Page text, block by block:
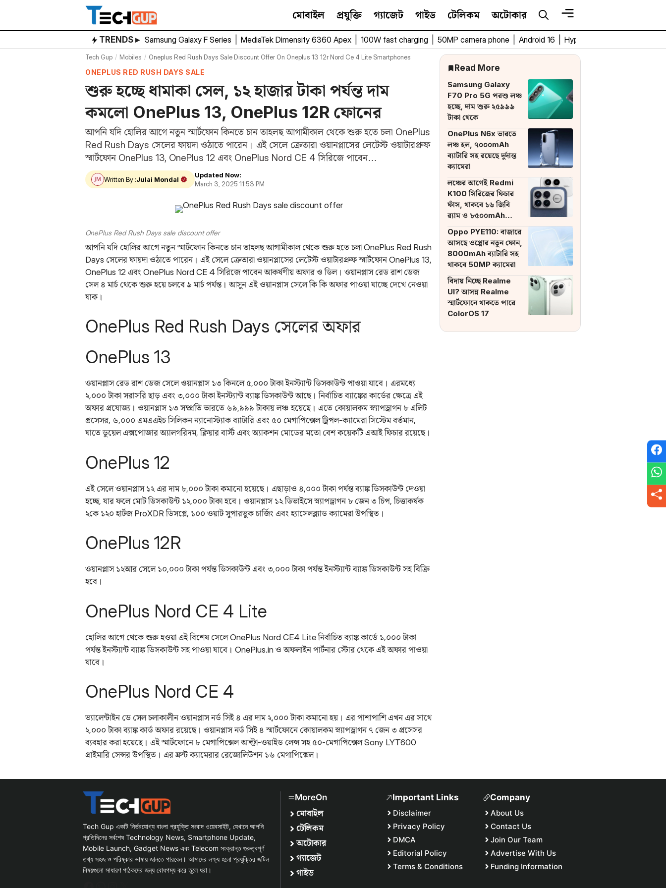
content
মোবাইল প্রযুক্তি গ্যাজেট গাইড টেলিকম অটোকার
TRENDS ▸ Samsung Galaxy F Series MediaTek Dimensity 6360 Apex 100W fast charging 50MP camera phone Android 16 HyperOS 3
Tech Gup Mobiles Oneplus Red Rush Days Sale Discount Offer On Oneplus 13 12r Nord Ce 4 Lite Smartphones
ONEPLUS RED RUSH DAYS SALE
শুরু হচ্ছে ধামাকা সেল, ১২ হাজার টাকা পর্যন্ত দাম
কমলো OnePlus 13, OnePlus 12R ফোনের
আপনি যদি হোলির আগে নতুন স্মার্টফোন কিনতে চান তাহলছ আগামীকাল থেকে শুরু হতে চলা OnePlus
Red Rush Days সেলের ফায়দা ওঠাতে পারেন। এই সেলে ক্রেতারা ওয়ানপ্লাসের লেটেস্ট ওয়াটারপ্রুফ
স্মার্টফোন OnePlus 13, OnePlus 12 এবং OnePlus Nord CE 4 সিরিজে পাবেন…
Written By :Julai Mondal
Updated Now:
March 3, 2025 11:53 PM
OnePlus Red Rush Days sale discount offer
আপনি যদি হোলির আগে নতুন স্মার্টফোন কিনতে চান তাহলছ আগামীকাল থেকে শুরু হতে চলা OnePlus Red Rush
Days সেলের ফায়দা ওঠাতে পারেন। এই সেলে ক্রেতারা ওয়ানপ্লাসের লেটেস্ট ওয়াটারপ্রুফ স্মার্টফোন OnePlus 13,
OnePlus 12 এবং OnePlus Nord CE 4 সিরিজে পাবেন আকর্ষণীয় অফার ও ডিল। ওয়ানপ্লাস রেড রাশ ডেজ
সেল ৪ মার্চ থেকে শুরু হয়ে চলবে ৯ মার্চ পর্যন্ত। আসুন এই ওয়ানপ্লাস সেলে কি কি অফার পাওয়া যাচ্ছে দেখে নেওয়া
যাক।
OnePlus Red Rush Days সেলের অফার
OnePlus 13
ওয়ানপ্লাস রেড রাশ ডেজ সেলে ওয়ানপ্লাস ১৩ কিনলে ৫,০০০ টাকা ইনস্ট্যান্ট ডিসকাউন্ট পাওয়া যাবে। এরমধ্যে
২,০০০ টাকা সরাসরি ছাড় এবং ৩,০০০ টাকা ইনস্ট্যান্ট ব্যাঙ্ক ডিসকাউন্ট আছে। নির্বাচিত ব্যাঙ্কের কার্ডের ক্ষেত্রে এই
অফার প্রযোজ্য। ওয়ানপ্লাস ১৩ সম্প্রতি ভারতে ৬৯,৯৯৯ টাকায় লঞ্চ হয়েছে। এতে কোয়ালকম স্ন্যাপড্রাগন ৮ এলিট
প্রসেসর, ৬,০০০ এমএএইচ সিলিকন ন্যানোস্ট্যাক ব্যাটারি এবং ৫০ মেগাপিক্সেল ট্রিপল-ক্যামেরা সিস্টেম বর্তমান,
যাতে ডুয়েল এক্সপোজার অ্যালগরিদম, ক্লিয়ার বার্স্ট এবং অ্যাকশন মোডের মতো বেশ কয়েকটি এআই ফিচার রয়েছে।
OnePlus 12
এই সেলে ওয়ানপ্লাস ১২ এর দাম ৮,০০০ টাকা কমানো হয়েছে। এছাড়াও ৪,০০০ টাকা পর্যন্ত ব্যাঙ্ক ডিসকাউন্ট দেওয়া
হচ্ছে, যার ফলে মোট ডিসকাউন্ট ১২,০০০ টাকা হবে। ওয়ানপ্লাস ১২ ডিভাইসে স্ন্যাপড্রাগন ৮ জেন ৩ চিপ, চিত্তাকর্ষক
২কে ১২০ হার্টজ ProXDR ডিসপ্লে, ১০০ ওয়াট সুপারভুক চার্জিং এবং হ্যাসেলব্ল্যাড ক্যামেরা উপস্থিত।
OnePlus 12R
ওয়ানপ্লাস ১২আর সেলে ১০,০০০ টাকা পর্যন্ত ডিসকাউন্ট এবং ৩,০০০ টাকা পর্যন্ত ইনস্ট্যান্ট ব্যাঙ্ক ডিসকাউন্ট সহ বিক্রি
হবে।
OnePlus Nord CE 4 Lite
হোলির আগে থেকে শুরু হওয়া এই বিশেষ সেলে OnePlus Nord CE4 Lite নির্বাচিত ব্যাঙ্ক কার্ডে ১,০০০ টাকা
পর্যন্ত ইনস্ট্যান্ট ব্যাঙ্ক ডিসকাউন্ট সহ পাওয়া যাবে। OnePlus.in ও অফলাইন পার্টনার স্টোর থেকে এই অফার পাওয়া
যাবে।
OnePlus Nord CE 4
ভ্যালেন্টাইন ডে সেল চলাকালীন ওয়ানপ্লাস নর্ড সিই ৪ এর দাম ২,০০০ টাকা কমানো হয়। এর পাশাপাশি এখন এর সাথে
২,০০০ টাকা ব্যাঙ্ক কার্ড অফার রয়েছে। ওয়ানপ্লাস নর্ড সিই ৪ স্মার্টফোনে কোয়ালকম স্ন্যাপড্রাগন ৭ জেন ৩ প্রসেসর
ব্যবহার করা হয়েছে। এই স্মার্টফোনে ৮ মেগাপিক্সেল আল্ট্রা-ওয়াইড লেন্স সহ ৫০-মেগাপিক্সেল Sony LYT600
প্রাইমারি সেন্সর উপস্থিত। এর ফ্রন্ট ক্যামেরার রেজোলিউশন ১৬ মেগাপিক্সেল।
Read More
Samsung Galaxy
F70 Pro 5G পরশু লঞ্চ
হচ্ছে, দাম শুরু ২৫৯৯৯
টাকা থেকে
OnePlus N6x ভারতে
লঞ্চ হল, ৭০০০mAh
ব্যাটারি সহ রয়েছে দুর্দান্ত
ক্যামেরা
লঞ্চের আগেই Redmi
K100 সিরিজের ফিচার
ফাঁস, থাকবে ১৬ জিবি
র‌্যাম ও ৮৫০০mAh
ব্যাটারি
Oppo PYE110: বাজারে
আসছে ওপ্পোর নতুন ফোন,
8000mAh ব্যাটারি সহ
থাকবে 50MP ক্যামেরা
বিদায় নিচ্ছে Realme
UI? আসন্ন Realme
স্মার্টফোনে থাকতে পারে
ColorOS 17
Tech Gup একটি নির্ভরযোগ্য বাংলা প্রযুক্তি সংবাদ ওয়েবসাইট, যেখানে আপনি
প্রতিদিনের সর্বশেষ Technology News, Smartphone Update,
Mobile Launch, Gadget News এবং Telecom সংক্রান্ত গুরুত্বপূর্ণ
তথ্য সহজ ও পরিষ্কার ভাষায় জানতে পারবেন। আমাদের লক্ষ্য হলো প্রযুক্তির জটিল
বিষয়গুলো সাধারণ পাঠকদের জন্য বোধগম্য করে তুলে ধরা।
MoreOn
মোবাইল
টেলিকম
অটোকার
গ্যাজেট
গাইড
Important Links
Disclaimer
Privacy Policy
DMCA
Editorial Policy
Terms & Conditions
Company
About Us
Contact Us
Join Our Team
Advertise With Us
Funding Information